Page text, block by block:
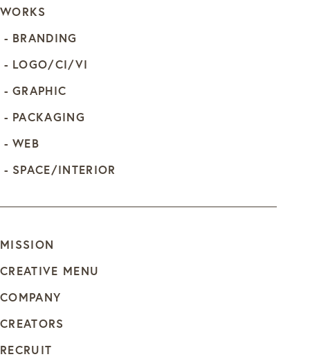
WORKS
BRANDING
LOGO/CI/VI
GRAPHIC
PACKAGING
WEB
SPACE/INTERIOR
MISSION
CREATIVE MENU
COMPANY
CREATORS
RECRUIT